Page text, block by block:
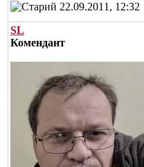
22.09.2011, 12:32
SL
Комендант